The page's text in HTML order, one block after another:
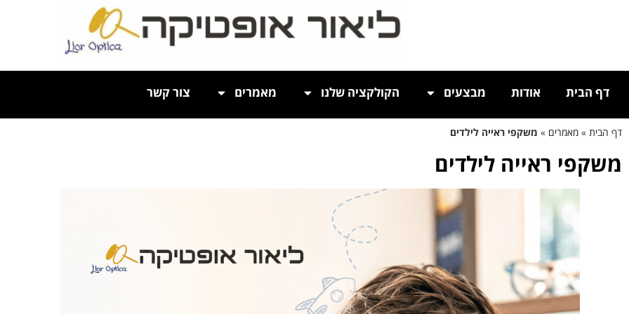
דף הבית אודות מבצעים הקולקציה שלנו מאמרים צור קשר
דף הבית » מאמרים » משקפי ראייה לילדים
משקפי ראייה לילדים